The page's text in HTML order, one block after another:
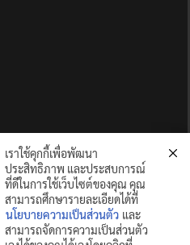
เราใช้คุกกี้เพื่อพัฒนา
ประสิทธิภาพ และประสบการณ์
ที่ดีในการใช้เว็บไซต์ของคุณ คุณ
สามารถศึกษารายละเอียดได้ที่
นโยบายความเป็นส่วนตัว และ
สามารถจัดการความเป็นส่วนตัว